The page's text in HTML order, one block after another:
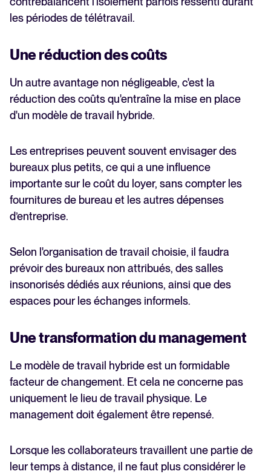
les périodes de télétravail.
Une réduction des coûts
Un autre avantage non négligeable, c'est la
réduction des coûts qu'entraîne la mise en place
d'un modèle de travail hybride.
Les entreprises peuvent souvent envisager des
bureaux plus petits, ce qui a une influence
importante sur le coût du loyer, sans compter les
fournitures de bureau et les autres dépenses
d’entreprise.
Selon l'organisation de travail choisie, il faudra
prévoir des bureaux non attribués, des salles
insonorisés dédiés aux réunions, ainsi que des
espaces pour les échanges informels.
Une transformation du management
Le modèle de travail hybride est un formidable
facteur de changement. Et cela ne concerne pas
uniquement le lieu de travail physique. Le
management doit également être repensé.
Lorsque les collaborateurs travaillent une partie de
leur temps à distance, il ne faut plus considérer le